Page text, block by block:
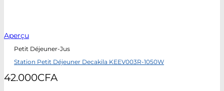
Aperçu
Petit Déjeuner-Jus
Station Petit Déjeuner Decakila KEEV003R-1050W
42.000CFA